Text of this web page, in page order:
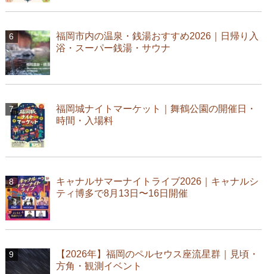
福岡市内の温泉・銭湯おすすめ2026｜日帰り入
浴・スーパー銭湯・サウナ
福岡城ナイトマーケット｜舞鶴公園の開催日・
時間・入場料
キャナルサマーナイトライブ2026｜キャナルシ
ティ博多で8月13日〜16日開催
【2026年】福岡のペルセウス座流星群｜見頃・
方角・観測イベント